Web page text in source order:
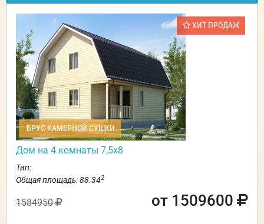
ХИТ ПРОДАЖ
БРУС КАМЕРНОЙ СУШКИ
Дом на 4 комнаты 7,5х8
Тип:
Общая площадь: 88.342
1584950 от 1509600